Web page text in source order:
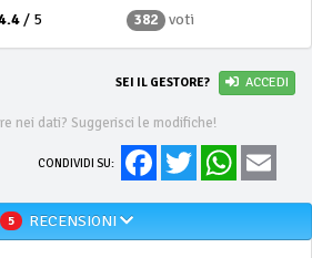
/ 5 382 voti
SEI IL GESTORE? ACCEDI
nei dati? Suggerisci le modifiche!
CONDIVIDI SU:
FacebookTwitter WhatsApp
5 RECENSIONI